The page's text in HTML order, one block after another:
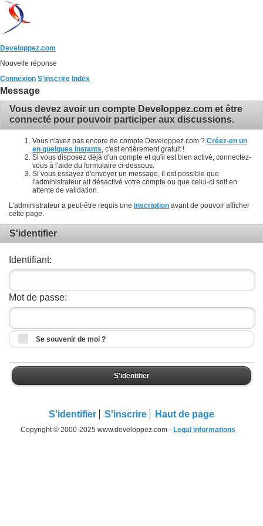
Developpez.com
Nouvelle réponse
Connexion S'inscrire Index
Message
Vous devez avoir un compte Developpez.com et être
connecté pour pouvoir participer aux discussions.
Vous n'avez pas encore de compte Developpez.com ? Créez-en un
en quelques instants , c'est entièrement gratuit !
Si vous disposez déjà d'un compte et qu'il est bien activé, connectez-
vous à l'aide du formulaire ci-dessous.
Si vous essayez d'envoyer un message, il est possible que
l'administrateur ait désactivé votre compte ou que celui-ci soit en
attente de validation.
L'administrateur a peut-être requis une inscription avant de pouvoir afficher
cette page.
S'identifier
Identifiant:
Mot de passe:
Se souvenir de moi ?
S'identifier
S'identifier S'inscrire Haut de page
Copyright © 2000-2025 www.developpez.com - Legal informations